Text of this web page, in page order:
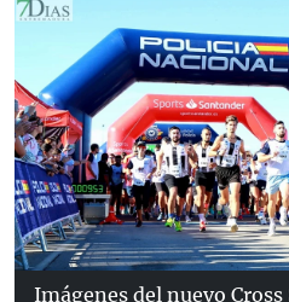
Imágenes del nuevo